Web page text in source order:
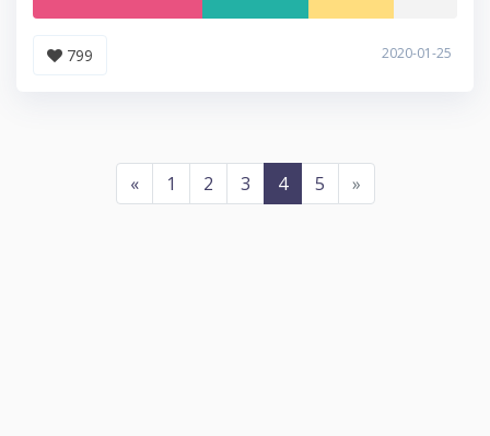
799 2020-01-25
« 1 2 3 4 5 »